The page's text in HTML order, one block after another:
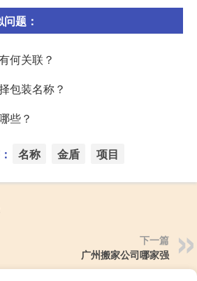
题：
何关联？
包装名称？
些？
名称 金盾 项目
下一篇
广州搬家公司哪家强